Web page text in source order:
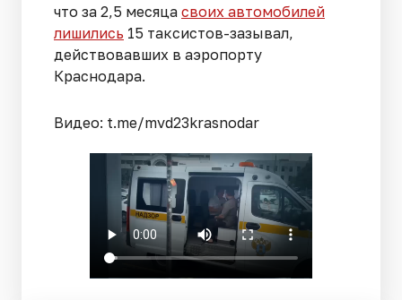
что за 2,5 месяца своих автомобилей
лишились 15 таксистов-зазывал,
действовавших в аэропорту
Краснодара.
Видео: t.me/mvd23krasnodar